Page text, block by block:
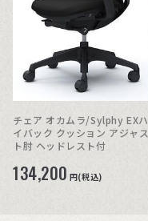
チェア オカムラ/Sylphy EXハ
イバック クッション アジャス
ト肘 ヘッドレスト付
134,200 円(税込)